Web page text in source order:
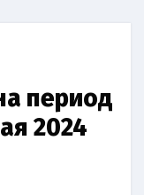
период
2024